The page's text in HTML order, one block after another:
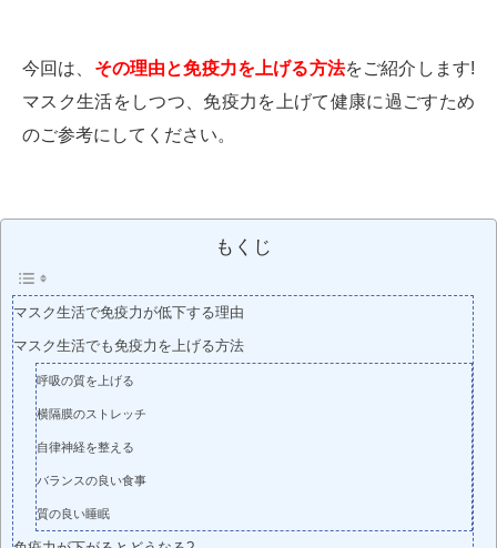
今回は、 その理由と免疫力を上げる方法をご紹介します!
マスク生活をしつつ、免疫力を上げて健康に過ごすため
のご参考にしてください。
もくじ
マスク生活で免疫力が低下する理由
マスク生活でも免疫力を上げる方法
呼吸の質を上げる
横隔膜のストレッチ
自律神経を整える
バランスの良い食事
質の良い睡眠